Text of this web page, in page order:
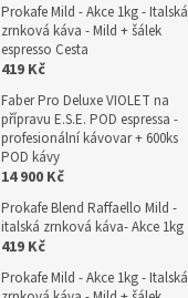
Prokafe Mild - Akce 1kg - Italská
zrnková káva - Mild + šálek
espresso Cesta
419 Kč
Faber Pro Deluxe VIOLET na
přípravu E.S.E. POD espressa -
profesionální kávovar + 600ks
POD kávy
14 900 Kč
Prokafe Blend Raffaello Mild -
italská zrnková káva- Akce 1kg
419 Kč
Prokafe Mild - Akce 1kg - Italská